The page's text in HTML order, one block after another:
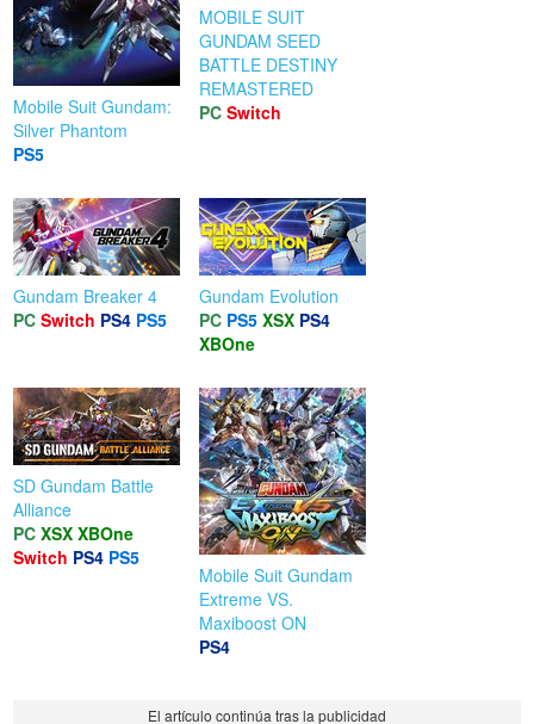
Mobile Suit Gundam:
Silver Phantom
PS5
MOBILE SUIT
GUNDAM SEED
BATTLE DESTINY
REMASTERED
PC Switch
Gundam Breaker 4
PC Switch PS4 PS5
Gundam Evolution
PC PS5 XSX PS4
XBOne
SD Gundam Battle
Alliance
PC XSX XBOne
Switch PS4 PS5
Mobile Suit Gundam
Extreme VS.
Maxiboost ON
PS4